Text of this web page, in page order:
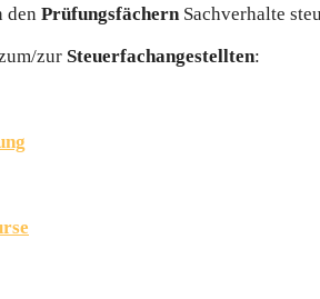
den Prüfungsfächern Sachverhalte
zur Steuerfachangestellten: